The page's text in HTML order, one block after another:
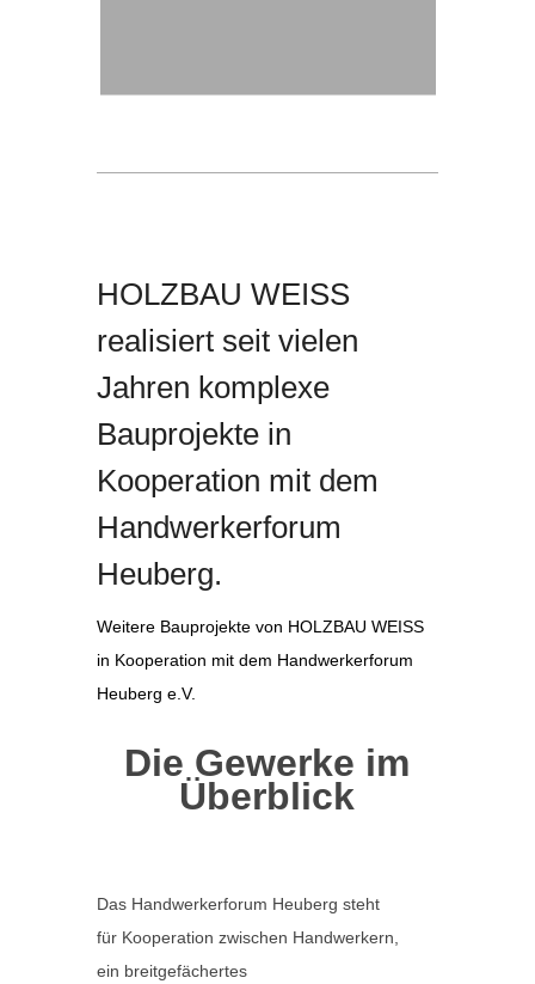
HOLZBAU WEISS
realisiert seit vielen
Jahren komplexe
Bauprojekte in
Kooperation mit dem
Handwerkerforum
Heuberg.
Weitere Bauprojekte von HOLZBAU WEISS
in Kooperation mit dem Handwerkerforum
Heuberg e.V.
Die Gewerke im
Überblick
Das Handwerkerforum Heuberg steht
für Kooperation zwischen Handwerkern,
ein breitgefächertes